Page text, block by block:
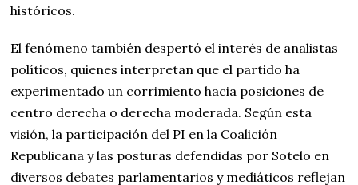
históricos.
El fenómeno también despertó el interés de analistas
políticos, quienes interpretan que el partido ha
experimentado un corrimiento hacia posiciones de
centro derecha o derecha moderada. Según esta
visión, la participación del PI en la Coalición
Republicana y las posturas defendidas por Sotelo en
diversos debates parlamentarios y mediáticos reflejan